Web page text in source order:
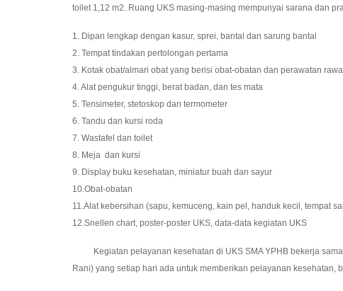
toilet 1,12 m2. Ruang UKS masing-masing mempunyai sarana dan
1. Dipan lengkap dengan kasur, sprei, bantal dan sarung bantal
2. Tempat tindakan pertolongan pertama
3. Kotak obat/almari obat yang berisi obat-obatan dan perawatan
4. Alat pengukur tinggi, berat badan, dan tes mata
5. Tensimeter, stetoskop dan termometer
6. Tandu dan kursi roda
7. Wastafel dan toilet
8. Meja dan kursi
9. Display buku kesehatan, miniatur buah dan sayur
10.Obat-obatan
11.Alat kebersihan (sapu, kemuceng, kain pel, handuk kecil, tempat
12.Snellen chart, poster-poster UKS, data-data kegiatan UKS
Kegiatan pelayanan kesehatan di UKS SMA YPHB bekerja sama
Rani) yang setiap hari ada untuk memberikan pelayanan kesehatan,